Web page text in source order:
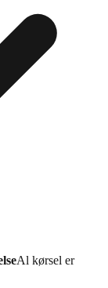
Al kørsel er